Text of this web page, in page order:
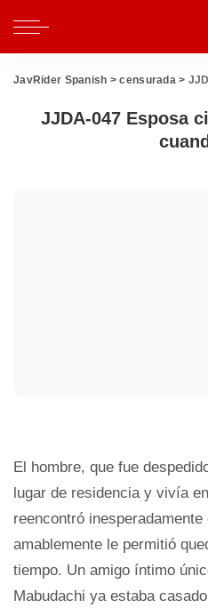
JavRider Spanish >censurada >
JJDA-047 Esposa
El hombre, que fue
lugar de residencia y vivía
reencontró inesperadamente
amablemente le permitió
tiempo. Un amigo íntimo
Mabudachi ya estaba